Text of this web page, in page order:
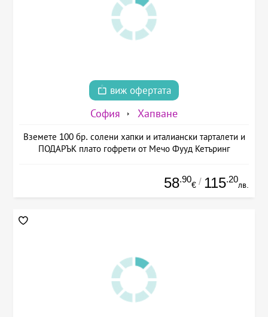
виж офертата
София Хапване
Вземете 100 бр. солени хапки и италиански тарталети и
ПОДАРЪК плато гофрети от Мечо Фууд Кетъринг
58.90
€ / 115.20
лв.